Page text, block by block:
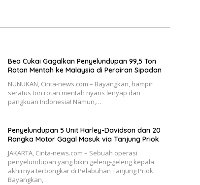
Bea Cukai Gagalkan Penyelundupan 99,5 Ton
Rotan Mentah ke Malaysia di Perairan Sipadan
NUNUKAN, Cinta-news.com – Bayangkan, hampir
seratus ton rotan mentah nyaris lenyap dari
pangkuan Indonesia! Namun,…
Penyelundupan 5 Unit Harley-Davidson dan 20
Rangka Motor Gagal Masuk via Tanjung Priok
JAKARTA, Cinta-news.com – Sebuah operasi
penyelundupan yang bikin geleng-geleng kepala
akhirnya terbongkar di Pelabuhan Tanjung Priok.
Bayangkan,…